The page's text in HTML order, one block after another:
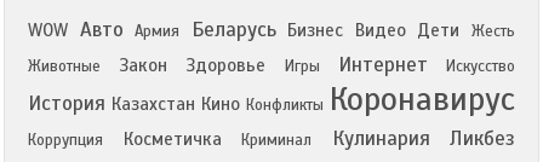
WOW Авто Армия Беларусь Бизнес Видео Дети
Жесть
Животные
Закон Здоровье Игры Интернет Искусство
История Казахстан Кино Конфликты Коронавирус
Коррупция Косметичка Криминал Кулинария Ликбез